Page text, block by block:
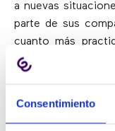
Consentimiento
a nuevas
parte de sus
cuanto más
directamente a
aprender y ganar
Por tanto, la